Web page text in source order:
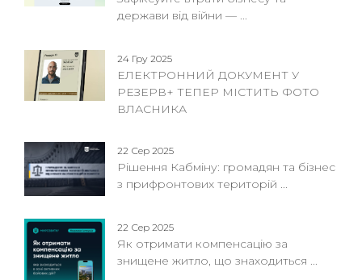
держави від війни — ...
24 Гру 2025
ЕЛЕКТРОННИЙ ДОКУМЕНТ У
РЕЗЕРВ+ ТЕПЕР МІСТИТЬ ФОТО
ВЛАСНИКА
22 Сер 2025
Рішення Кабміну: громадян та бізнес
з прифронтових територій ...
22 Сер 2025
Як отримати компенсацію за
знищене житло, що знаходиться ...